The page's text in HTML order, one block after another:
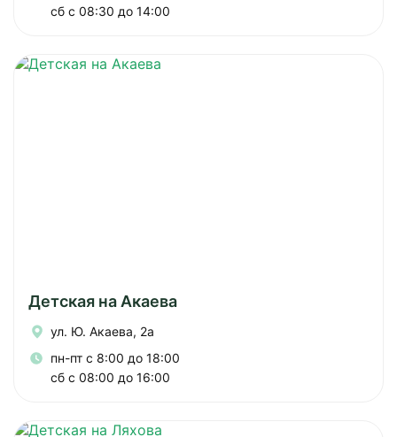
сб с 08:30 до 14:00
Детская на Акаева
ул. Ю. Акаева, 2а
пн-пт с 8:00 до 18:00
сб с 08:00 до 16:00